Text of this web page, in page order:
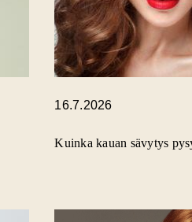
16.7.2026
Kuinka kauan sävytys